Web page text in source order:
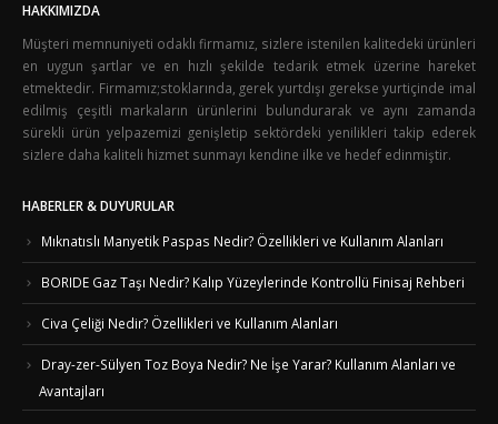
HAKKIMIZDA
Müşteri memnuniyeti odaklı firmamız, sizlere istenilen kalitedeki ürünleri
en uygun şartlar ve en hızlı şekilde tedarik etmek üzerine hareket
etmektedir. Firmamız;stoklarında, gerek yurtdışı gerekse yurtiçinde imal
edilmiş çeşitli markaların ürünlerini bulundurarak ve aynı zamanda
sürekli ürün yelpazemizi genişletip sektördeki yenilikleri takip ederek
sizlere daha kaliteli hizmet sunmayı kendine ilke ve hedef edinmiştir.
HABERLER & DUYURULAR
Mıknatıslı Manyetik Paspas Nedir? Özellikleri ve Kullanım Alanları
BORIDE Gaz Taşı Nedir? Kalıp Yüzeylerinde Kontrollü Finisaj Rehberi
Civa Çeliği Nedir? Özellikleri ve Kullanım Alanları
Dray-zer-Sülyen Toz Boya Nedir? Ne İşe Yarar? Kullanım Alanları ve
Avantajları